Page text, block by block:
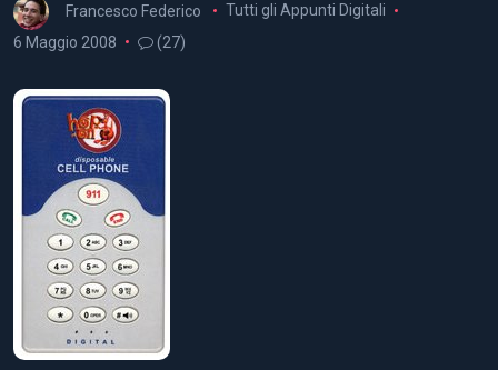
Francesco Federico
Tutti gli Appunti Digitali
6 Maggio 2008
(27)